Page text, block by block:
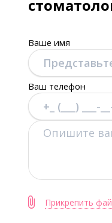
Ваше имя
Ваш телефон
Прикрепить